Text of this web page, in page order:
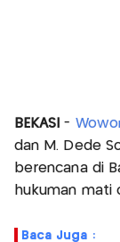
BEKASI-
dan M. Dede
berencana di
hukuman mati
Baca Juga :